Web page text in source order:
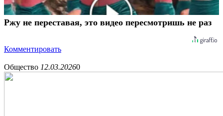
Ржу не переставая, это видео пересмотришь не раз
Комментировать
Общество 12.03.20260